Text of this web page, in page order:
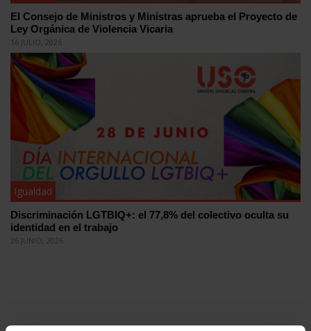
El Consejo de Ministros y Ministras aprueba el Proyecto de
Ley Orgánica de Violencia Vicaria
16 JULIO, 2026
Igualdad
Discriminación LGTBIQ+: el 77,8% del colectivo oculta su
identidad en el trabajo
26 JUNIO, 2026